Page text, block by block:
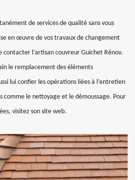
de services de qualité sans vous
en œuvre de vos travaux de changement
contacter l’artisan couvreur Guichet Rénov.
le remplacement des éléments
lui confier les opérations liées à l’entretien
le nettoyage et le démoussage. Pour
visitez son site web.